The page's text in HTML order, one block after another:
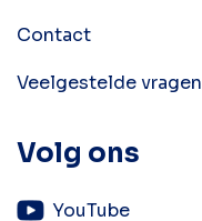
Contact
Veelgestelde vragen
Volg ons
YouTube